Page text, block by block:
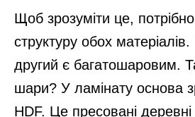
Щоб зрозуміти це,
структуру обох
другий є багатошаровим.
шари? У ламінату основа
HDF. Це пресовані